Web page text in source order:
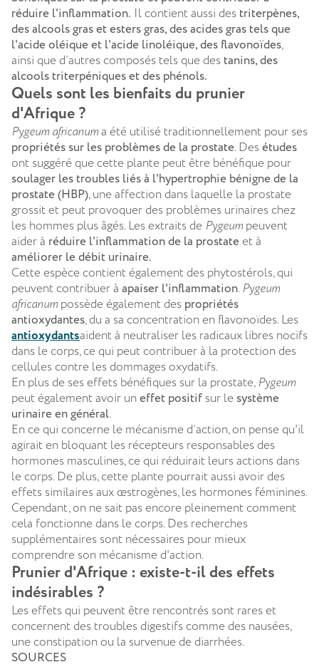
réduire l'inflammation. Il contient aussi des triterpènes,
des alcools gras et esters gras, des acides gras tels que
l'acide oléique et l'acide linoléique, des flavonoïdes,
ainsi que d’autres composés tels que des tanins, des
alcools triterpéniques et des phénols.
Quels sont les bienfaits du prunier
d'Afrique ?
Pygeum africanuma été utilisé traditionnellement pour ses
propriétés sur les problèmes de la prostate. Desétudes
ont suggéré que cette plante peut être bénéfique pour
soulager les troubles liés à l'hypertrophie bénigne de la
prostate (HBP), une affection dans laquelle la prostate
grossit et peut provoquer des problèmes urinaires chez
les hommes plus âgés. Les extraits de Pygeum peuvent
aider à réduire l'inflammation de la prostateet à
améliorer le débit urinaire.
Cette espèce contient également des phytostérols, qui
peuvent contribuer à apaiser l'inflammation. Pygeum
africanum possède également des propriétés
antioxydantes, du a sa concentration en flavonoïdes. Les
antioxydantsaident à neutraliser les radicaux libres nocifs
dans le corps, ce qui peut contribuer à la protection des
cellules contre les dommages oxydatifs.
En plus de ses effets bénéfiques sur la prostate, Pygeum
peut également avoir uneffet positif sur le système
urinaire en général.
En ce qui concerne le mécanisme d’action, on pense qu'il
agirait en bloquant les récepteurs responsables des
hormones masculines, ce qui réduirait leurs actions dans
le corps. De plus, cette plante pourrait aussi avoir des
effets similaires aux œstrogènes, les hormones féminines.
Cependant, on ne sait pas encore pleinement comment
cela fonctionne dans le corps. Des recherches
supplémentaires sont nécessaires pour mieux
comprendre son mécanisme d'action.
Prunier d'Afrique : existe-t-il des effets
indésirables ?
Les effets qui peuvent être rencontrés sont rares et
concernent des troubles digestifs comme des nausées,
une constipation ou la survenue de diarrhées.
SOURCES